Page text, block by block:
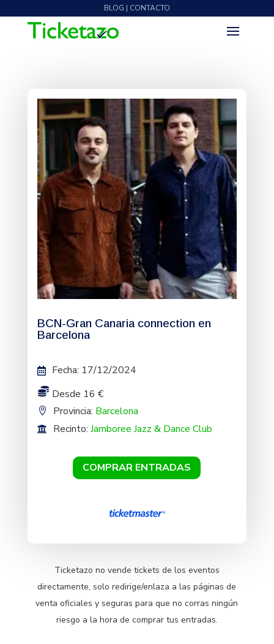
BLOG | CONTACTO
BCN-Gran Canaria connection en
Barcelona
Fecha: 17/12/2024
Desde 16 €
Provincia: Barcelona
Recinto: Jamboree Jazz & Dance Club
COMPRAR ENTRADAS
Ticketazo no vende tickets de los eventos
directamente, solo redirige/enlaza a las páginas de
venta oficiales y seguras para que no corras ningún
riesgo a la hora de comprar tus entradas.